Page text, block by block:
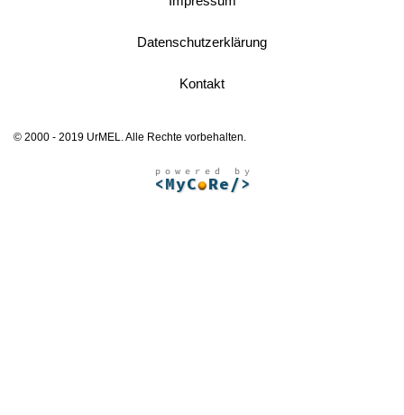
Datenschutzerklärung
Kontakt
© 2000 - 2019 UrMEL. Alle Rechte vorbehalten.